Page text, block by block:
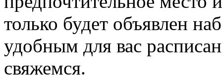
только будет объявлен
удобным для вас
свяжемся.